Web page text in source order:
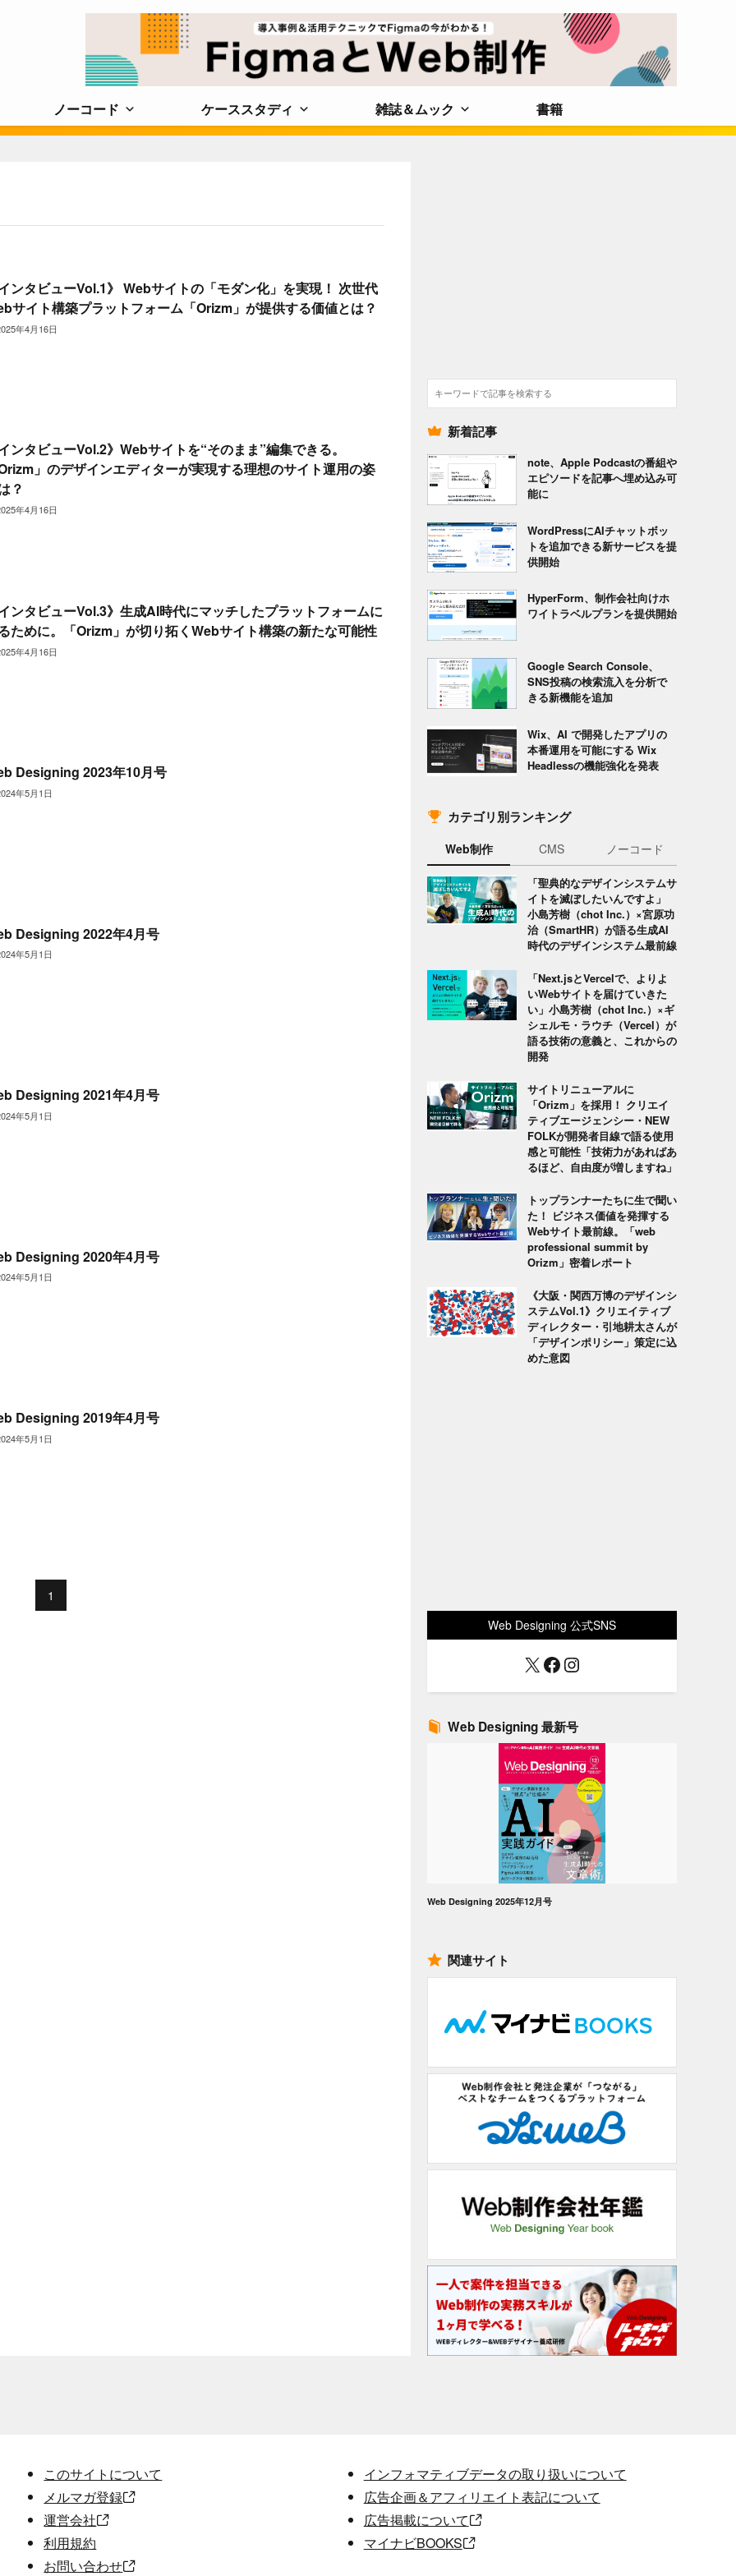
ノーコード ケーススタディ 雑誌＆ムック 書籍
ンタビューVol.1》 Webサイトの「モダン化」を実現！ 次世代
サイト構築プラットフォーム「Orizm」が提供する価値とは？
年4月16日
ンタビューVol.2》Webサイトを“そのまま”編集できる。
」のデザインエディターが実現する理想のサイト運用の姿
？
年4月16日
ンタビューVol.3》生成AI時代にマッチしたプラットフォームに
ために。「Orizm」が切り拓くWebサイト構築の新たな可能性
年4月16日
Designing 2023年10月号
年5月1日
Designing 2022年4月号
年5月1日
Designing 2021年4月号
年5月1日
Designing 2020年4月号
年5月1日
Designing 2019年4月号
年5月1日
1
検
索
新着記事
note、Apple Podcastの番組や
エピソードを記事へ埋め込み可
能に
WordPressにAIチャットボッ
トを追加できる新サービスを提
供開始
HyperForm、制作会社向けホ
ワイトラベルプランを提供開始
Google Search Console、
SNS投稿の検索流入を分析で
きる新機能を追加
Wix、AI で開発したアプリの
本番運用を可能にする Wix
Headlessの機能強化を発表
カテゴリ別ランキング
Web制作 CMS ノーコード
「聖典的なデザインシステムサ
イトを滅ぼしたいんですよ」
小島芳樹（chot Inc.）×宮原功
治（SmartHR）が語る生成AI
時代のデザインシステム最前線
「Next.jsとVercelで、よりよ
いWebサイトを届けていきた
い」小島芳樹（chot Inc.）×ギ
シェルモ・ラウチ（Vercel）が
語る技術の意義と、これからの
開発
サイトリニューアルに
「Orizm」を採用！ クリエイ
ティブエージェンシー・NEW
FOLKが開発者目線で語る使用
感と可能性「技術力があればあ
るほど、自由度が増しますね」
トップランナーたちに生で聞い
た！ ビジネス価値を発揮する
Webサイト最前線。「web
professional summit by
Orizm」密着レポート
《大阪・関西万博のデザインシ
ステムVol.1》クリエイティブ
ディレクター・引地耕太さんが
「デザインポリシー」策定に込
めた意図
Web Designing 公式SNS
X Facebook
Instagram
Web Designing 最新号
Web Designing 2025年12月号
関連サイト
このサイトについて
メルマガ登録
運営会社
利用規約
お問い合わせ
インフォマティブデータの取り扱いについて
広告企画＆アフィリエイト表記について
広告掲載について
マイナビBOOKS